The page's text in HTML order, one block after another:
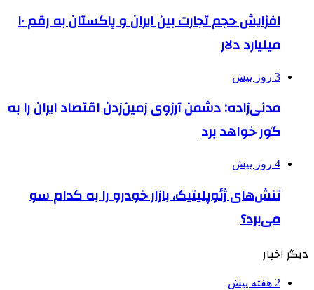
افزایش حجم تجارت بین ایران و پاکستان به رقم ۱۰
میلیارد دلار
3 روز پیش
مدنی‌زاده: دشمن آرزوی زمین‌زدن اقتصاد ایران را به
گور خواهد برد
4 روز پیش
تنش‌های ژئوپلیتیک، بازار خودرو را به کدام سو
می‌برد؟
دیگر اخبار
2 هفته پیش